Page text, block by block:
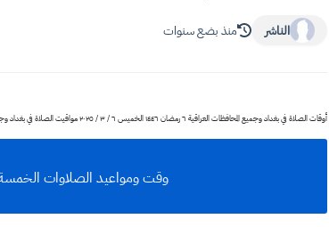
الناشر منذ بضع سنوات
أوقات الصلاة في بغداد وجميع المحافظات العراقية ٦ رمضان ١٤٤٦ الخميس ٦ / ٣ / ٢٠٢٥ مواقيت الصلاة في بغداد وجميع المحافظات العراقية ديوان الوقف السني
وقت ومواعيد الصلاوات الخمسة اليوم الخميس 6 - 3 - 2025 في